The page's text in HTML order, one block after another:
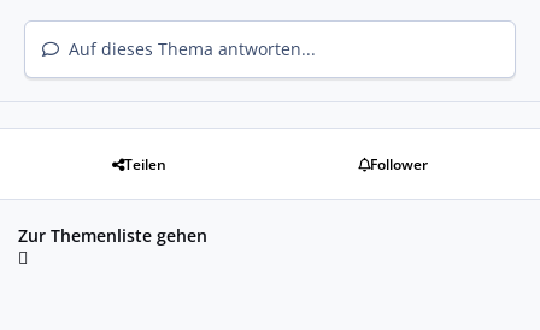
Auf dieses Thema antworten...
Teilen Follower
Zur Themenliste gehen